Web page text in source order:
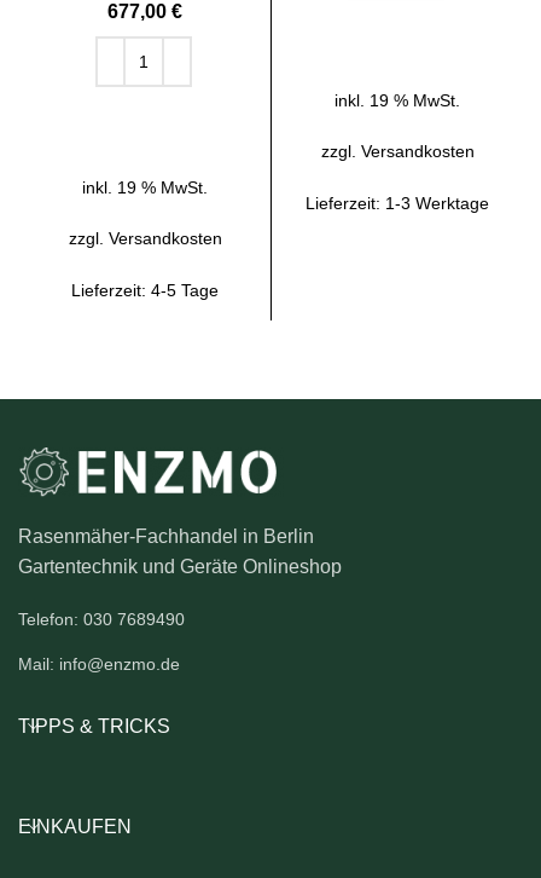
€
inkl. 19 % MwSt.
zzgl. Versandkosten
Lieferzeit: 4-5 Tage
inkl. 19 % MwSt.
zzgl. Versandkosten
Lieferzeit: 1-3 Werktage
Rasenmäher-Fachhandel in Berlin
Gartentechnik und Geräte Onlineshop
Telefon: 030 7689490
Mail: info@enzmo.de
TIPPS & TRICKS
EINKAUFEN